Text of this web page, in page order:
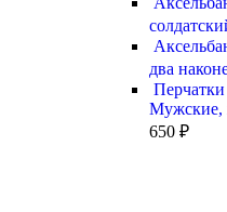
два
Мужские,
650 ₽